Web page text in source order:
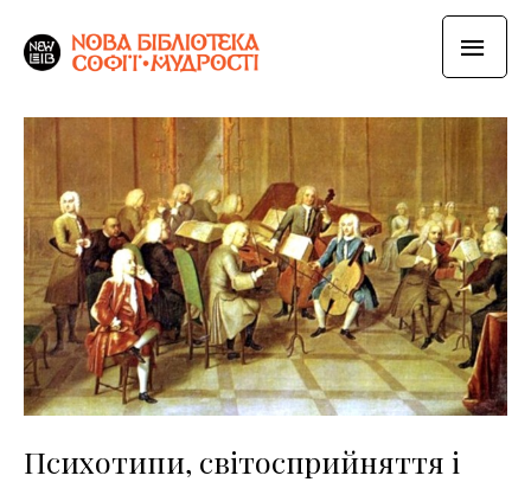
Психотипи, світосприйняття і